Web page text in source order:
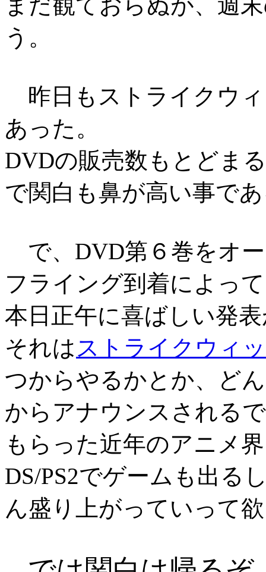
う。
昨日もストライクウ
あった。
DVDの販売数もとどま
で関白も鼻が高い事で
で、DVD第６巻をオ
フライング到着によっ
本日正午に喜ばしい発
それは ストライクウィ
つからやるかとか、ど
からアナウンスされる
もらった近年のアニメ
DS/PS2でゲームも出る
ん盛り上がっていって